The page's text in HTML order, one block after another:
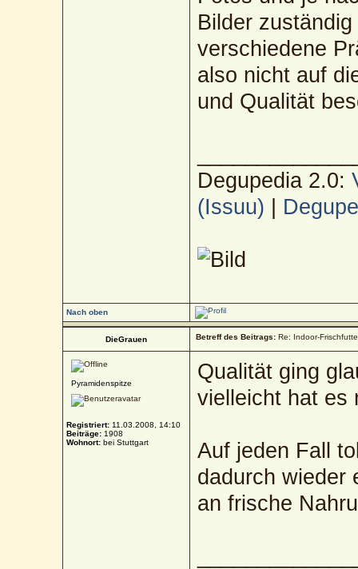
Bilder
verschiedene
also nicht auf
und Qualität
Degupedia 2.0:
(Issuu)
Nach oben
DieGrauen Betreff des Beitrags: Re: Indoor-
Pyramidenspitze
Registriert: 11.03.2008, 14:10
Beiträge: 1908
Wohnort: bei Stuttgart
Qualität ging
vielleicht hat es
Auf jeden Fall
dadurch wieder
an frische